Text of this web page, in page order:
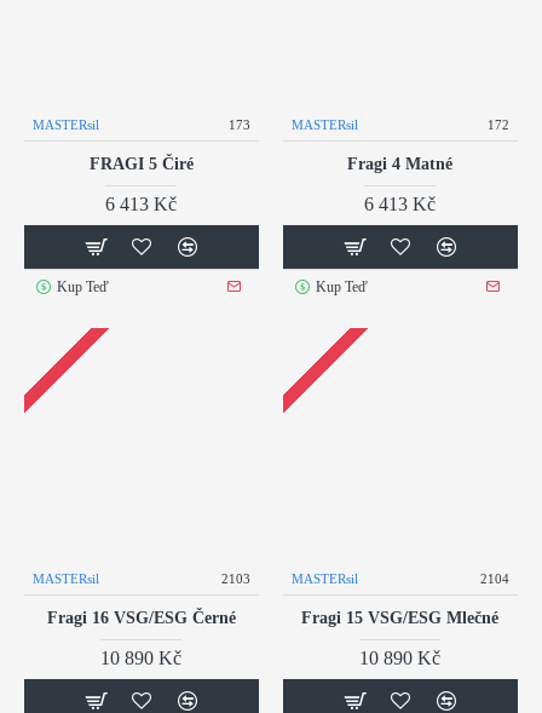
MASTERsil 173
FRAGI 5 Čiré
6 413 Kč
Kup Teď
MASTERsil 172
Fragi 4 Matné
6 413 Kč
Kup Teď
MASTERsil 2103
Fragi 16 VSG/ESG Černé
10 890 Kč
MASTERsil 2104
Fragi 15 VSG/ESG Mlečné
10 890 Kč